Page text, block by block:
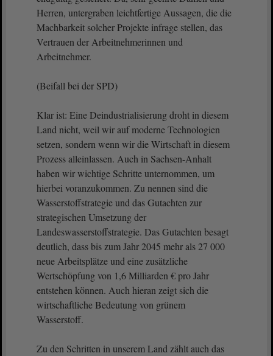
Herren, untergraben leichtfertige Aussagen, die die
Machbarkeit solcher Projekte infrage stellen, das
Vertrauen der Arbeitnehmerinnen und
Arbeitnehmer.
(Beifall bei der SPD)
Klar ist: Eine Deindustrialisierung droht in diesem
Land nicht, weil wir auf moderne Technologien
setzen, sondern wenn wir die Wirtschaft in diesem
Prozess alleinlassen. Auch in Sachsen-Anhalt
haben wir wichtige Schritte unternommen, um
hierbei voranzukommen. Zu nennen sind die
Wasserstoffstrategie und das Gutachten zur
strategischen Umsetzung der
Landeswasserstoffstrategie. Das Gutachten besagt
deutlich, dass bis zum Jahr 2045 mehr als 27 000
neue Arbeitsplätze und eine zusätzliche
Wertschöpfung von 1,6 Milliarden € pro Jahr
entstehen können. Auch hieran zeigt sich die
wirtschaftliche Bedeutung von grünem
Wasserstoff.
Zu den Schritten in unserem Land zählt auch das